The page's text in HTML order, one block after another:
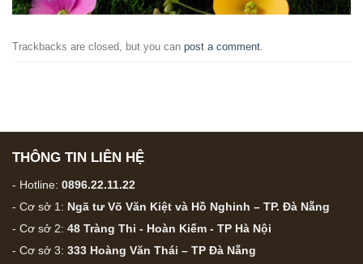
Trackbacks are closed, but you can post a comment.
THÔNG TIN LIÊN HỆ
- Hotline: 0896.22.11.22
- Cơ sở 1: Ngã tư Võ Văn Kiệt và Hồ Nghinh – TP. Đà Nẵng
- Cơ sở 2: 48 Tràng Thi - Hoàn Kiếm - TP Hà Nội
- Cơ sở 3: 333 Hoàng Văn Thái – TP Đà Nẵng